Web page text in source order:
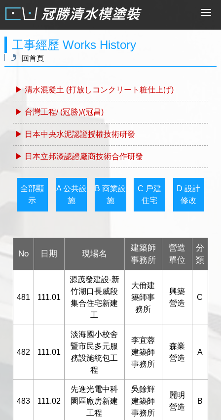
工事經歷 Works History
回首頁
▶ 清水混凝土 (打放しコンクリート粧仕上げ)
▶ 台灣工程/ (冠勝)/(冠昌)
▶ 日本中央水泥認證授權技術研發
▶ 日本立邦漆認證廠商技術合作研發
全部顯
示
A 公共設
施
B 商業設
施
C 戶建
住宅
D 設計
修改
No 日期 現場名
建築師
事務所
營造
單位
分
類
481 111.01
源茂發建設-新
竹湖口長威段
集合住宅新建
工
大佾建
築師事
務所
興築
營造
C
482 111.01
淡海國小校舍
暨市民多元服
務設施統包工
程
李宜蓉
建築師
事務所
森業
營造
A
483 111.02
先進光電中科
園區廠房新建
工程
吳餘輝
建築師
事務所
麗明
營造
B